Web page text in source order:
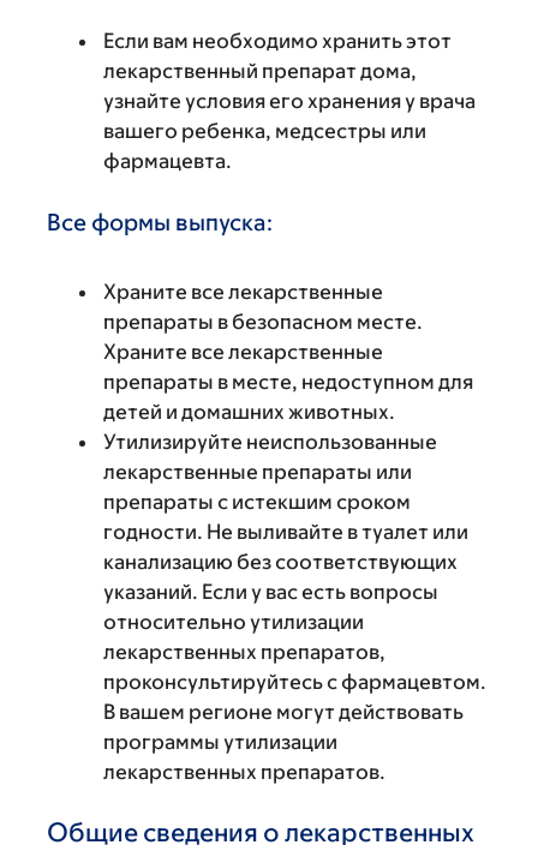
Если вам необходимо хранить этот
лекарственный препарат дома,
узнайте условия его хранения у врача
вашего ребенка, медсестры или
фармацевта.
Все формы выпуска:
Храните все лекарственные
препараты в безопасном месте.
Храните все лекарственные
препараты в месте, недоступном для
детей и домашних животных.
Утилизируйте неиспользованные
лекарственные препараты или
препараты с истекшим сроком
годности. Не выливайте в туалет или
канализацию без соответствующих
указаний. Если у вас есть вопросы
относительно утилизации
лекарственных препаратов,
проконсультируйтесь с фармацевтом.
В вашем регионе могут действовать
программы утилизации
лекарственных препаратов.
Общие сведения о лекарственных